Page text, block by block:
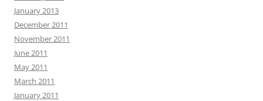
January 2013
December 2011
November 2011
June 2011
May 2011
March 2011
January 2011